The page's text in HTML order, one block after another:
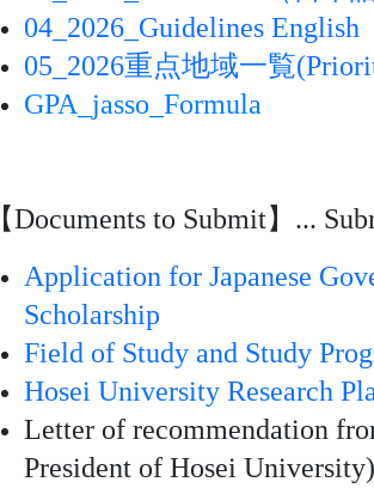
04_2026_Guidelines English
05_2026重点地域一覧
GPA_jasso_Formula
【Documents to Submit】...
Application for Japanese
Scholarship
Field of Study and Study
Hosei University Research
Letter of recommendation
President of Hosei